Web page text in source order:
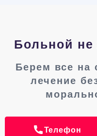
Больной не
Берем все на
лечение
Телефон